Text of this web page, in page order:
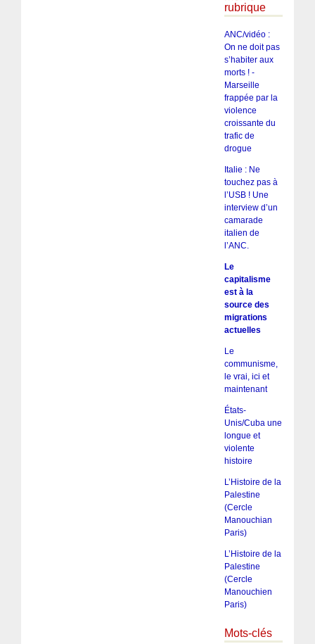
rubrique
ANC/vidéo :
On ne doit pas
s’habiter aux
morts ! -
Marseille
frappée par la
violence
croissante du
trafic de
drogue
Italie : Ne
touchez pas à
l’USB ! Une
interview d’un
camarade
italien de
l’ANC.
Le
capitalisme
est à la
source des
migrations
actuelles
Le
communisme,
le vrai, ici et
maintenant
États-
Unis/Cuba une
longue et
violente
histoire
L’Histoire de la
Palestine
(Cercle
Manouchian
Paris)
L’Histoire de la
Palestine
(Cercle
Manouchien
Paris)
Mots-clés